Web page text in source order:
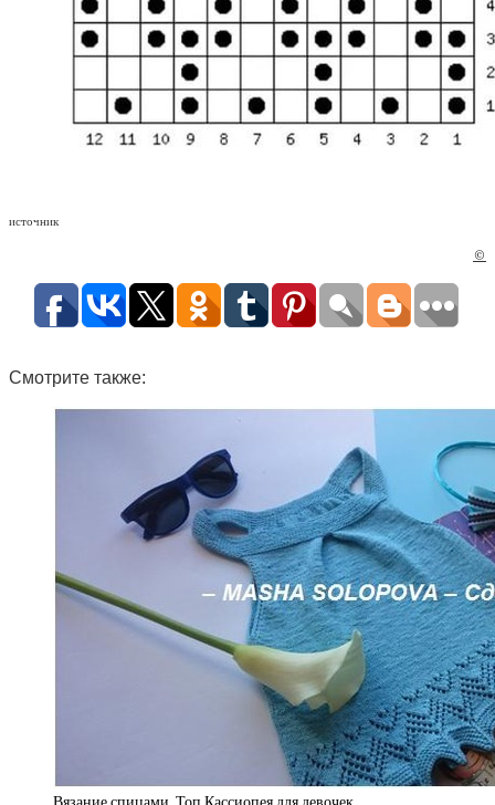
источник
©
Смотрите также: